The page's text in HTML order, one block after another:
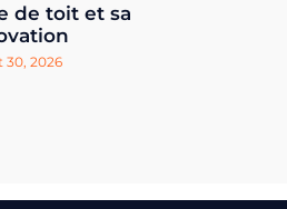
de toit et sa
30, 2026